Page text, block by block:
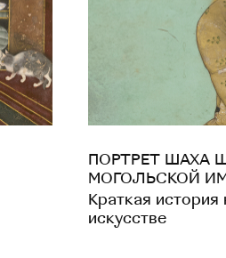
ПОРТРЕТ ШАХА
МОГОЛЬСКОЙ
Краткая
искусстве